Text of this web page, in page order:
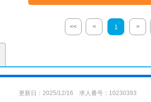
<< < 1 >
更新日：2025/12/16 求人番号：10230393